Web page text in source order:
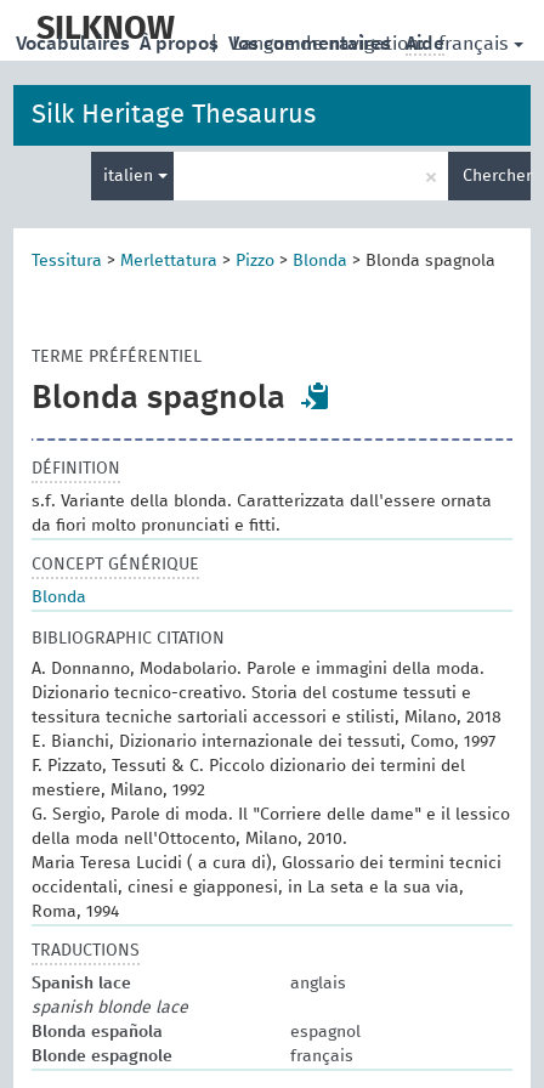
main
SILKNOW | Langue de navigation: français
Vocabulaires À propos Vos commentaires Aide
Silk Heritage Thesaurus
italien
de
recherche
× Chercher
Tessitura > Merlettatura > Pizzo > Blonda > Blonda spagnola
TERME PRÉFÉRENTIEL
Blonda spagnola
DÉFINITION
s.f. Variante della blonda. Caratterizzata dall'essere ornata
da fiori molto pronunciati e fitti.
CONCEPT GÉNÉRIQUE
Blonda
BIBLIOGRAPHIC CITATION
A. Donnanno, Modabolario. Parole e immagini della moda.
Dizionario tecnico-creativo. Storia del costume tessuti e
tessitura tecniche sartoriali accessori e stilisti, Milano, 2018
E. Bianchi, Dizionario internazionale dei tessuti, Como, 1997
F. Pizzato, Tessuti & C. Piccolo dizionario dei termini del
mestiere, Milano, 1992
G. Sergio, Parole di moda. Il "Corriere delle dame" e il lessico
della moda nell'Ottocento, Milano, 2010.
Maria Teresa Lucidi ( a cura di), Glossario dei termini tecnici
occidentali, cinesi e giapponesi, in La seta e la sua via,
Roma, 1994
TRADUCTIONS
Spanish lace
anglais
spanish blonde lace
Blonda española
espagnol
Blonde espagnole
français